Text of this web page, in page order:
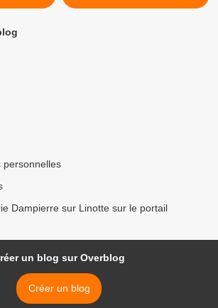
personnelles
Dampierre sur Linotte sur le portail
un blog sur Overblog
Créer un blog